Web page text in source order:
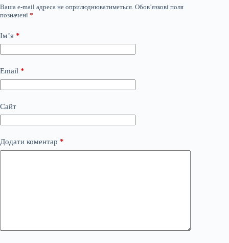
Ваша e-mail адреса не оприлюднюватиметься. Обов’язкові поля
позначені *
Ім’я *
Email *
Сайт
Додати коментар *